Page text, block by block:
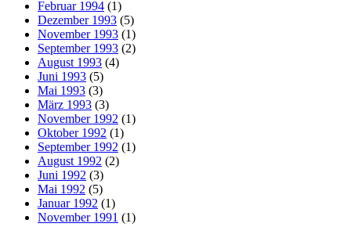
Februar 1994 (1)
Dezember 1993 (5)
November 1993 (1)
September 1993 (2)
August 1993 (4)
Juni 1993 (5)
Mai 1993 (3)
März 1993 (3)
November 1992 (1)
Oktober 1992 (1)
September 1992 (1)
August 1992 (2)
Juni 1992 (3)
Mai 1992 (5)
Januar 1992 (1)
November 1991 (1)